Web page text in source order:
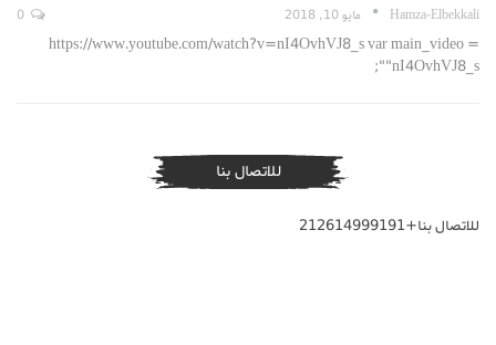
Hamza-Elbekkali مايو 10, 2018
https://www.youtube.com/watch?v=nI4OvhVJ8_s var main_video =
"nI4OvhVJ8_s";
للاتصال بنا
للاتصال بنا+212614999191